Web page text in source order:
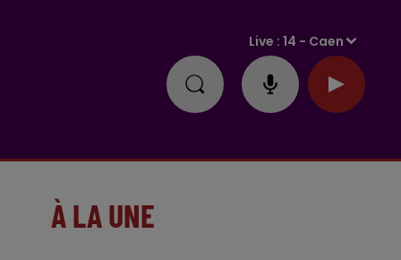
Live :14 - Caen
À LA UNE